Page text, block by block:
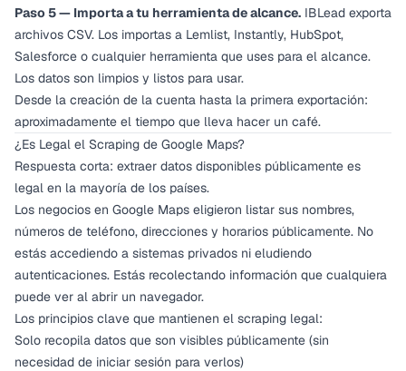
Paso 5 — Importa a tu herramienta de alcance. IBLead exporta
archivos CSV. Los importas a Lemlist, Instantly, HubSpot,
Salesforce o cualquier herramienta que uses para el alcance.
Los datos son limpios y listos para usar.
Desde la creación de la cuenta hasta la primera exportación:
aproximadamente el tiempo que lleva hacer un café.
¿Es Legal el Scraping de Google Maps?
Respuesta corta: extraer datos disponibles públicamente es
legal en la mayoría de los países.
Los negocios en Google Maps eligieron listar sus nombres,
números de teléfono, direcciones y horarios públicamente. No
estás accediendo a sistemas privados ni eludiendo
autenticaciones. Estás recolectando información que cualquiera
puede ver al abrir un navegador.
Los principios clave que mantienen el scraping legal:
Solo recopila datos que son visibles públicamente (sin
necesidad de iniciar sesión para verlos)